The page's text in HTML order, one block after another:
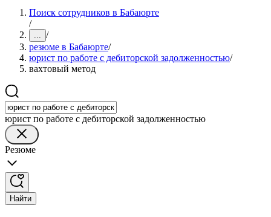
Поиск сотрудников в Бабаюрте
/
... /
резюме в Бабаюрте/
юрист по работе с дебиторской задолженностью/
вахтовый метод
юрист по работе с дебиторской задолженностью
Резюме
Найти